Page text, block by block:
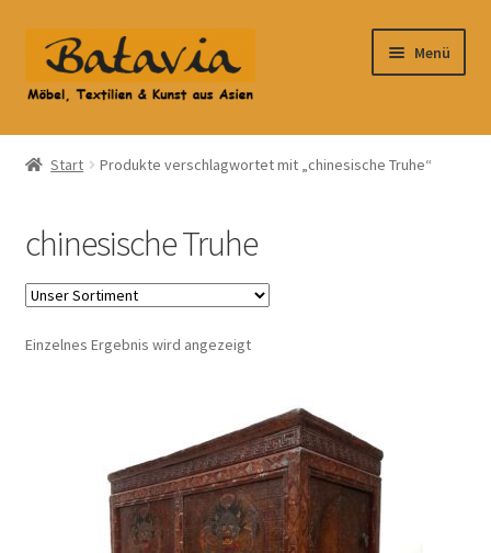
Zur
Navigation
springen
Zum
Inhalt
springen
Menü
Start
AGB
Anfahrt
Heimtextilien
Impressum
Start Produkte verschlagwortet mit „chinesische Truhe“
chinesische Truhe
Einzelnes Ergebnis wird angezeigt